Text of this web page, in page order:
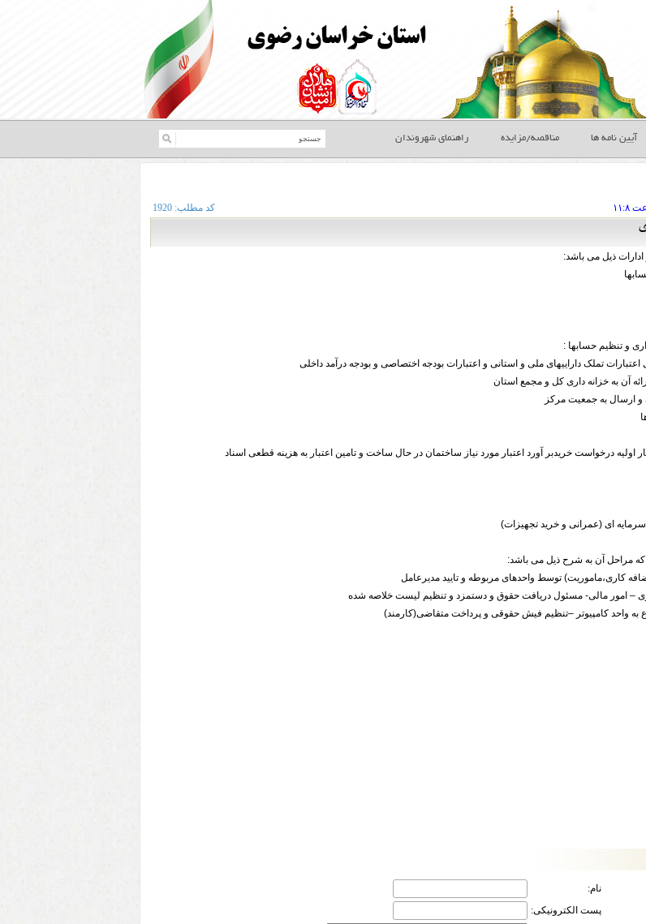
آیین نامه ها مناقصه/مزایده راهنمای شهروندان
۱۱:۸ کد مطلب: 1920
ادارات ذیل می باشد:
و تنظیم حسابها :
اولیه درخواست خریدبر آورد اعتبار مورد نیاز ساختمان در حال ساخت و تامین اعتبار به هزینه قطعی اسناد
کاری،ماموریت) توسط واحدهای مربوطه و تایید مدیرعامل
– امور مالی- مسئول دریافت حقوق و دستمزد و تنظیم لیست خلاصه شده
به واحد کامپیوتر –تنظیم فیش حقوقی و پرداخت متقاضی(کارمند)
نام:
پست الکترونیکی: